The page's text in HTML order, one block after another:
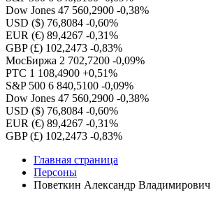
Dow Jones 47 560,2900 -0,38%
USD ($) 76,8084 -0,60%
EUR (€) 89,4267 -0,31%
GBP (£) 102,2473 -0,83%
МосБиржа 2 702,7200 -0,09%
РТС 1 108,4900 +0,51%
S&P 500 6 840,5100 -0,09%
Dow Jones 47 560,2900 -0,38%
USD ($) 76,8084 -0,60%
EUR (€) 89,4267 -0,31%
GBP (£) 102,2473 -0,83%
Главная страница
Персоны
Поветкин Александр Владимирович